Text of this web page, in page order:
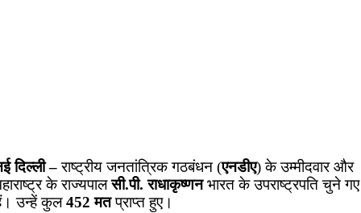
दिल्ली –राष्ट्रीय जनतांत्रिक गठबंधन (एनडीए) के उम्मीदवार और
के राज्यपालसी.पी. राधाकृष्णनभारत के उपराष्ट्रपति चुने गए
उन्हें कुल452 मतप्राप्त हुए।